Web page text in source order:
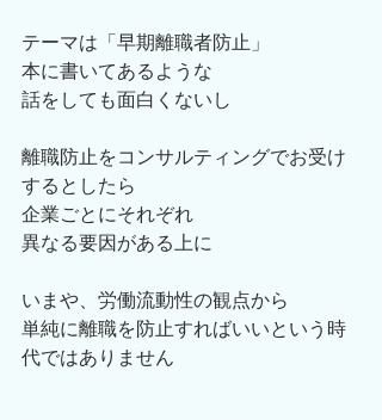
テーマは「早期離職者防止」
本に書いてあるような
話をしても面白くないし
離職防止をコンサルティングでお受け
するとしたら
企業ごとにそれぞれ
異なる要因がある上に
いまや、労働流動性の観点から
単純に離職を防止すればいいという時
代ではありません